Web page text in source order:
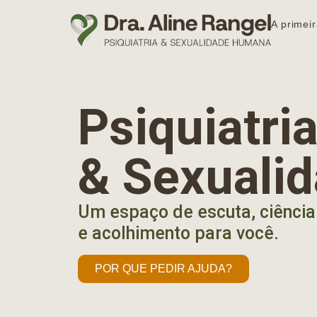
A
&
Um espaço de escuta, ciência
e acolhimento para você.
POR QUE PEDIR AJUDA?